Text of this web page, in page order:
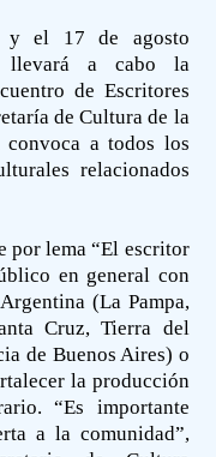
y el 17 de agosto
llevará a cabo la
de Escritores
de Cultura de la
a todos los
relacionados
por lema “El escritor
en general con
(La Pampa,
Cruz, Tierra del
de Buenos Aires) o
la producción
“Es importante
a la comunidad”,